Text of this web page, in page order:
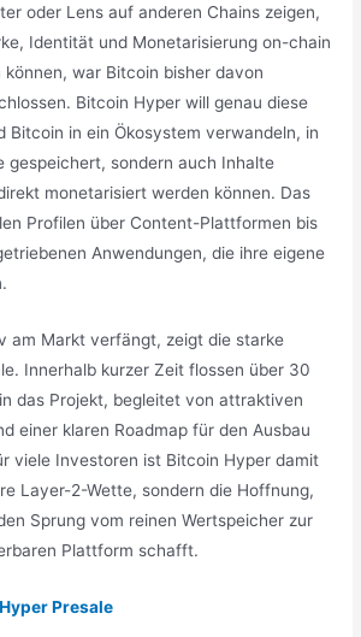
oder Lens auf anderen Chains zeigen,
Identität und Monetarisierung on-chain
können, war Bitcoin bisher davon
Bitcoin Hyper will genau diese
Bitcoin in ein Ökosystem verwandeln, in
gespeichert, sondern auch Inhalte
monetarisiert werden können. Das
Profilen über Content-Plattformen bis
Anwendungen, die ihre eigene
am Markt verfängt, zeigt die starke
Innerhalb kurzer Zeit flossen über 30
das Projekt, begleitet von attraktiven
einer klaren Roadmap für den Ausbau
viele Investoren ist Bitcoin Hyper damit
Layer-2-Wette, sondern die Hoffnung,
Sprung vom reinen Wertspeicher zur
Plattform schafft.
Presale